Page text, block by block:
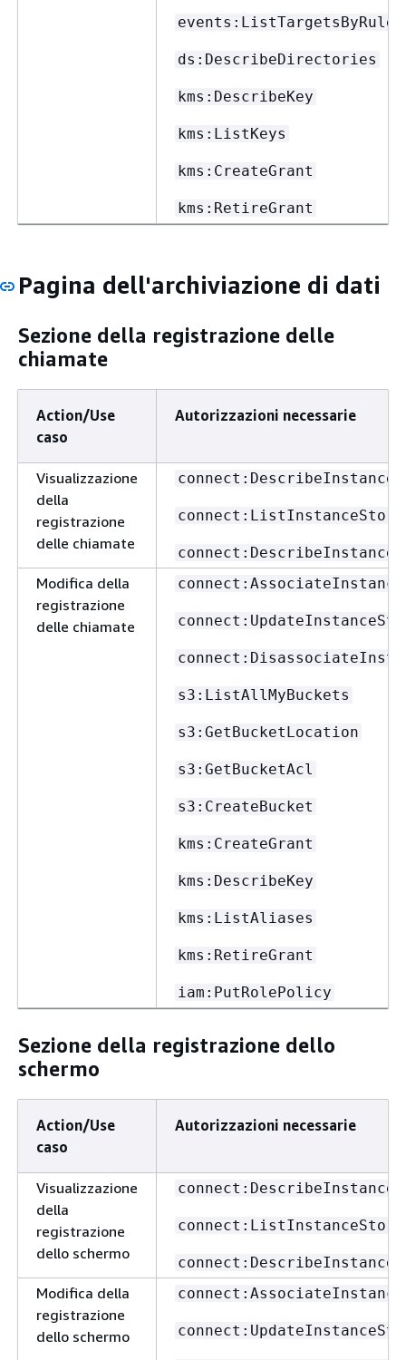
events:ListTargetsByRule
ds:DescribeDirectories
kms:DescribeKey
kms:ListKeys
kms:CreateGrant
kms:RetireGrant
Pagina dell'archiviazione di dati
Sezione della registrazione delle
chiamate
Action/Use
caso
Autorizzazioni necessarie
Visualizzazione
della
registrazione
delle chiamate
connect:DescribeInstance
Modifica della
registrazione
delle chiamate
s3:ListAllMyBuckets
s3:GetBucketLocation
s3:GetBucketAcl
s3:CreateBucket
kms:CreateGrant
kms:DescribeKey
kms:ListAliases
kms:RetireGrant
iam:PutRolePolicy
Sezione della registrazione dello
schermo
Action/Use
caso
Autorizzazioni necessarie
Visualizzazione
della
registrazione
dello schermo
connect:DescribeInstance
Modifica della
registrazione
dello schermo